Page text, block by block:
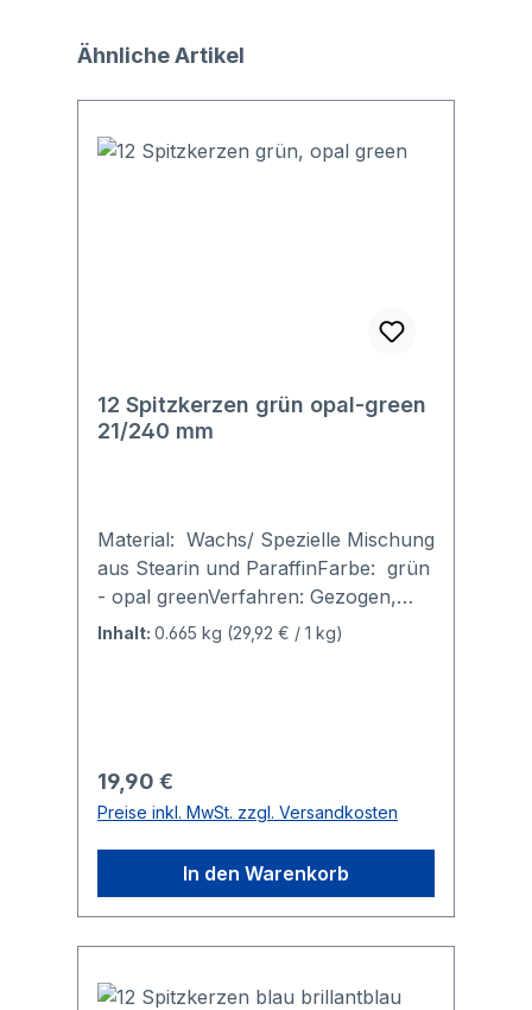
Produktgalerie überspringen
Ähnliche Artikel
12 Spitzkerzen grün opal-green
21/240 mm
Material: Wachs/ Spezielle Mischung
aus Stearin und ParaffinFarbe: grün
- opal greenVerfahren: Gezogen,
getaucht, durchgefärbtGröße:
durchgefärbt Alle Spitzkerzen/
Leuchterkerzen sind gezogen,
getaucht und durchgefärbt. Dieses
Verfahren gibt den Kerzen mehr
Leuchtkraft, da die Flamme auch
durch das Wachs hindurch die Farbe
Farbe viel intensiver aus als Kerzen,
Inhalt: 0.665 kg (29,92 € / 1 kg)
Regulärer Preis:
19,90 €
Preise inkl. MwSt. zzgl. Versandkosten
In den Warenkorb